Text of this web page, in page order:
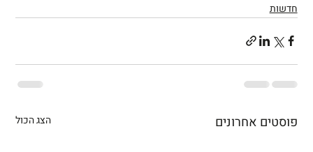
חדשות
פוסטים אחרונים הצג הכול